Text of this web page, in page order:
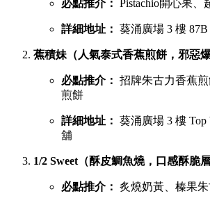
必點推介： Pistachio開心果、
詳細地址： 葵涌廣場 3 樓
蕉積妹（人氣泰式香蕉煎餅，邪惡爆
必點推介： 招牌朱古力香蕉
煎餅
詳細地址： 葵涌廣場 3 樓 Top
舖
1/2 Sweet（酥皮鯛魚燒，口感酥脆
必點推介： 炙燒奶黃、榛果